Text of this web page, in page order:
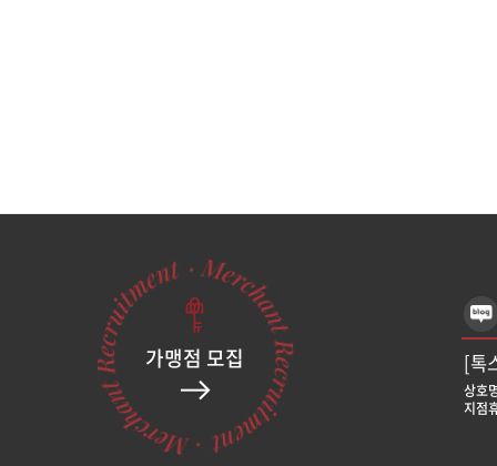
가맹점 모집 [톡
상호
지점